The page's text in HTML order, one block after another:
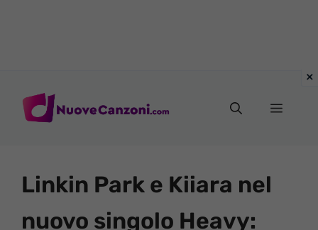
Menu
Linkin Park e Kiiara nel
nuovo singolo Heavy: